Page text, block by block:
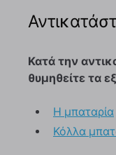
Κατά την
θυμηθείτε τα
Η μπαταρία
Κόλλα